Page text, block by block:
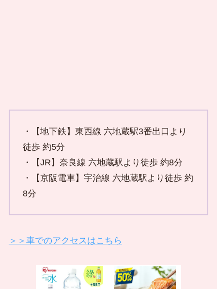
・【地下鉄】東西線 六地蔵駅3番出口より
徒歩 約5分
・【JR】奈良線 六地蔵駅より徒歩 約8分
・【京阪電車】宇治線 六地蔵駅より徒歩 約
8分
＞＞車でのアクセスはこちら